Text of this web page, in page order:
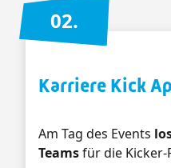
02.
Karriere Kick
Am Tag des Events
Teamsfür die Kicker-